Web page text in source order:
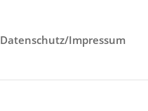
Datenschutz/Impressum